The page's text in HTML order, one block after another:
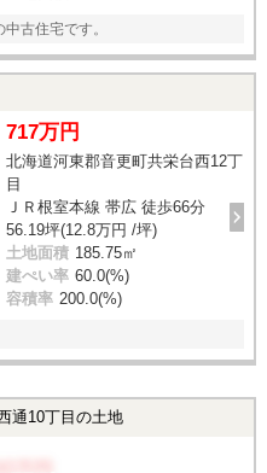
古住宅です。
717万円
北海道河東郡音更町共栄台西12丁
目
ＪＲ根室本線 帯広 徒歩66分
56.19坪(12.8万円 /坪)
土地面積 185.75㎡
建ぺい率 60.0(%)
容積率 200.0(%)
通10丁目の土地